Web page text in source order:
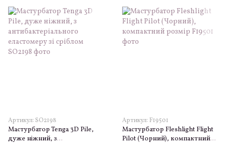
Артикул: SO2198
Мастурбатор Tenga 3D Pile,
дуже ніжний, з
Артикул: F19501
Мастурбатор Fleshlight Flight
Pilot (Чорний), компактний